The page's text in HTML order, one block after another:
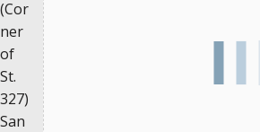
(Cor
ner
of
St.
327)
San